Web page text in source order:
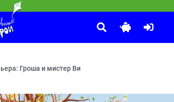
— Милалуна — Домик на колёсах — Секрет
Некультурный — Играй, гармония! — Талисман —
ВОЛШЕБСТВА. Сказочный патруль
— Сердце часов — Долгожданная встреча —
Гроша и мистер Ви